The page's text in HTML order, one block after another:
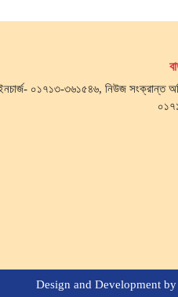
০১৭১৩-৩৬১৫৪৬, নিউজ সংক্রান্ত
Design and Development by